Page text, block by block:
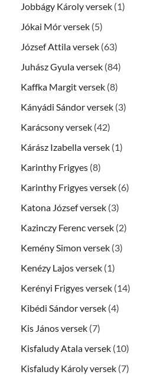
Jobbágy Károly versek (1)
Jókai Mór versek (5)
József Attila versek (63)
Juhász Gyula versek (84)
Kaffka Margit versek (8)
Kányádi Sándor versek (3)
Karácsony versek (42)
Kárász Izabella versek (1)
Karinthy Frigyes (8)
Karinthy Frigyes versek (6)
Katona József versek (3)
Kazinczy Ferenc versek (2)
Kemény Simon versek (3)
Kenézy Lajos versek (1)
Kerényi Frigyes versek (14)
Kibédi Sándor versek (4)
Kis János versek (7)
Kisfaludy Atala versek (10)
Kisfaludy Károly versek (7)